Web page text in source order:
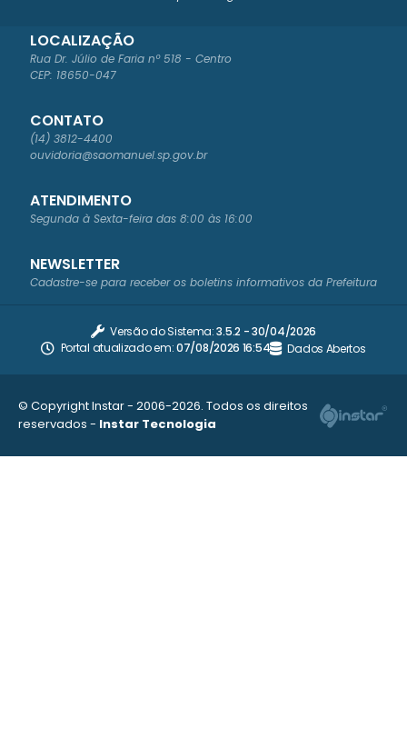
LOCALIZAÇÃO
Rua Dr. Júlio de Faria nº 518 - Centro
CEP: 18650-047
CONTATO
(14) 3812-4400
ouvidoria@saomanuel.sp.gov.br
ATENDIMENTO
Segunda à Sexta-feira das 8:00 às 16:00
NEWSLETTER
Cadastre-se para receber os boletins informativos da Prefeitura
Versão do Sistema:3.5.2 - 30/04/2026
Portal atualizado em:07/08/2026 16:54 Dados Abertos
© Copyright Instar - 2006-2026. Todos os direitos
reservados - Instar Tecnologia